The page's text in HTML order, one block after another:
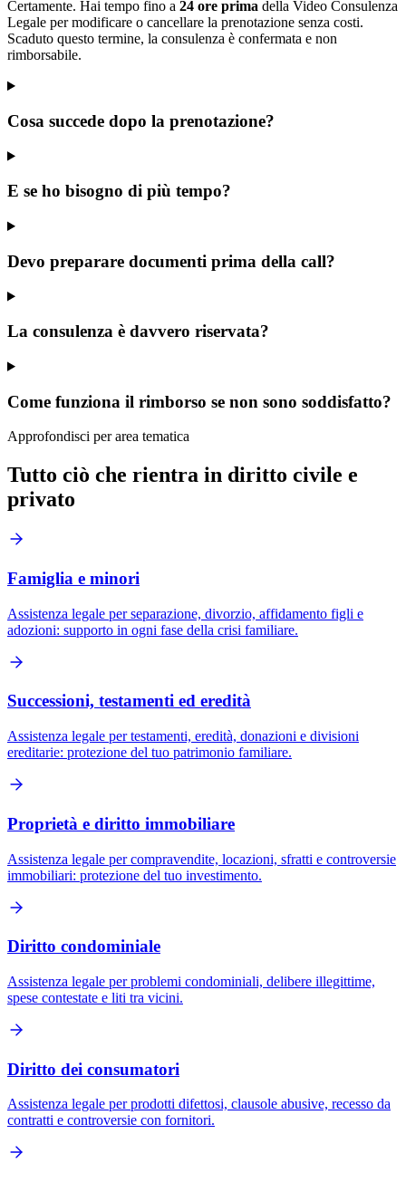
Certamente. Hai tempo fino a 24 ore prima della Video Consulenza
Legale per modificare o cancellare la prenotazione senza costi.
Scaduto questo termine, la consulenza è confermata e non
rimborsabile.
Cosa succede dopo la prenotazione?
E se ho bisogno di più tempo?
Devo preparare documenti prima della call?
La consulenza è davvero riservata?
Come funziona il rimborso se non sono soddisfatto?
Approfondisci per area tematica
Tutto ciò che rientra in diritto civile e
privato
Famiglia e minori
Assistenza legale per separazione, divorzio, affidamento figli e
adozioni: supporto in ogni fase della crisi familiare.
Successioni, testamenti ed eredità
Assistenza legale per testamenti, eredità, donazioni e divisioni
ereditarie: protezione del tuo patrimonio familiare.
Proprietà e diritto immobiliare
Assistenza legale per compravendite, locazioni, sfratti e controversie
immobiliari: protezione del tuo investimento.
Diritto condominiale
Assistenza legale per problemi condominiali, delibere illegittime,
spese contestate e liti tra vicini.
Diritto dei consumatori
Assistenza legale per prodotti difettosi, clausole abusive, recesso da
contratti e controversie con fornitori.